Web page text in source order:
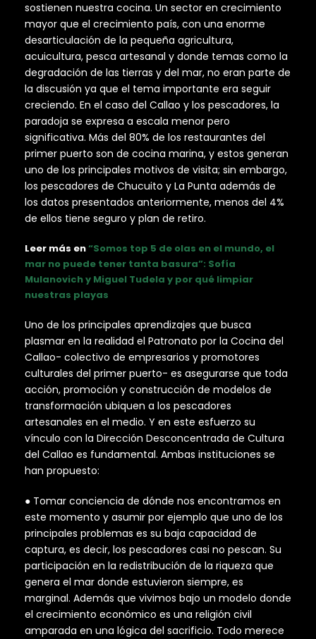
sostienen nuestra cocina. Un sector en crecimiento
mayor que el crecimiento país, con una enorme
desarticulación de la pequeña agricultura,
acuicultura, pesca artesanal y donde temas como la
degradación de las tierras y del mar, no eran parte de
la discusión ya que el tema importante era seguir
creciendo. En el caso del Callao y los pescadores, la
paradoja se expresa a escala menor pero
significativa. Más del 80% de los restaurantes del
primer puerto son de cocina marina, y estos generan
uno de los principales motivos de visita; sin embargo,
los pescadores de Chucuito y La Punta además de
los datos presentados anteriormente, menos del 4%
de ellos tiene seguro y plan de retiro.
Leer más en“Somos top 5 de olas en el mundo, el
mar no puede tener tanta basura”: Sofía
Mulanovich y Miguel Tudela y por qué limpiar
nuestras playas
Uno de los principales aprendizajes que busca
plasmar en la realidad el Patronato por la Cocina del
Callao- colectivo de empresarios y promotores
culturales del primer puerto- es asegurarse que toda
acción, promoción y construcción de modelos de
transformación ubiquen a los pescadores
artesanales en el medio. Y en este esfuerzo su
vínculo con la Dirección Desconcentrada de Cultura
del Callao es fundamental. Ambas instituciones se
han propuesto:
● Tomar conciencia de dónde nos encontramos en
este momento y asumir por ejemplo que uno de los
principales problemas es su baja capacidad de
captura, es decir, los pescadores casi no pescan. Su
participación en la redistribución de la riqueza que
genera el mar donde estuvieron siempre, es
marginal. Además que vivimos bajo un modelo donde
el crecimiento económico es una religión civil
amparada en una lógica del sacrificio. Todo merece